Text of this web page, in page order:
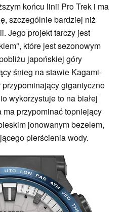
końcu linii Pro Trek i ma
szczególnie bardziej niż
Jego projekt tarczy jest
które jest sezonowym
japońskiej góry
śnieg na stawie Kagami-
przypominający gigantyczne
wykorzystuje to na białej
ma przypominać topniejący
jonowanym bezelem,
pierścienia wody.